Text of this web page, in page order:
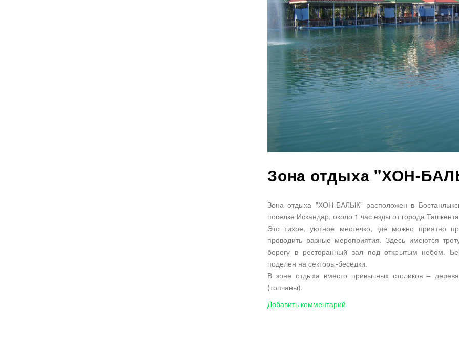
Зона отдыха "ХОН-
Зона отдыха "ХОН-БАЛЫК" расположен в
поселке Искандар, около 1 час езды от города
Это тихое, уютное местечко, где можно приятно
проводить разные мероприятия. Здесь имеются
берегу в ресторанный зал под открытым небом.
поделен на секторы-беседки.
В зоне отдыха вместо привычных столиков –
(топчаны).
Добавить комментарий